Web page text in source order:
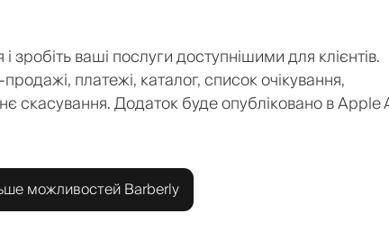
зробіть ваші послуги доступнішими для клієнтів.
платежі, каталог, список очікування,
скасування. Додаток буде опубліковано в Apple
можливостей Barberly